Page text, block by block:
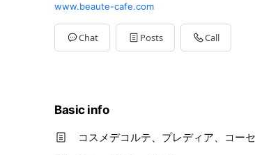
Sun10:00 - 21:00
Mon10:00 - 21:00
Tue10:00 - 21:00
Wed10:00 - 21:00
www.beaute-cafe.com
Chat Posts Call
Basic info
コスメデコルテ、プレディア、コー